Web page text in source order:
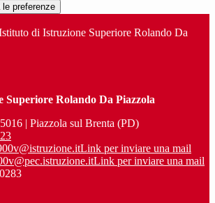
le preferenze
di Istruzione Superiore Rolando Da
Rolando Da Piazzola
| Piazzola sul Brenta (PD)
Link per inviare una mail
Link per inviare una mail